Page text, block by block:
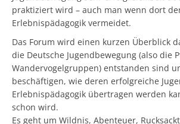
praktiziert wird – auch man wenn dort
Erlebnispädagogik vermeidet.
Das Forum wird einen kurzen Überblick
die Deutsche Jugendbewegung (also die
Wandervogelgruppen) entstanden sind
beschäftigen, wie deren erfolgreiche
Erlebnispädagogik übertragen werden
schon wird.
Es geht um Wildnis, Abenteuer,